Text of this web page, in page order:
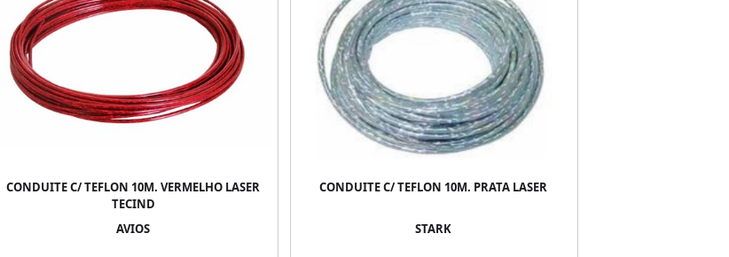
CONDUITE C/ TEFLON 10M. VERMELHO LASER
TECIND
AVIOS
CONDUITE C/ TEFLON 10M. PRATA LASER
STARK